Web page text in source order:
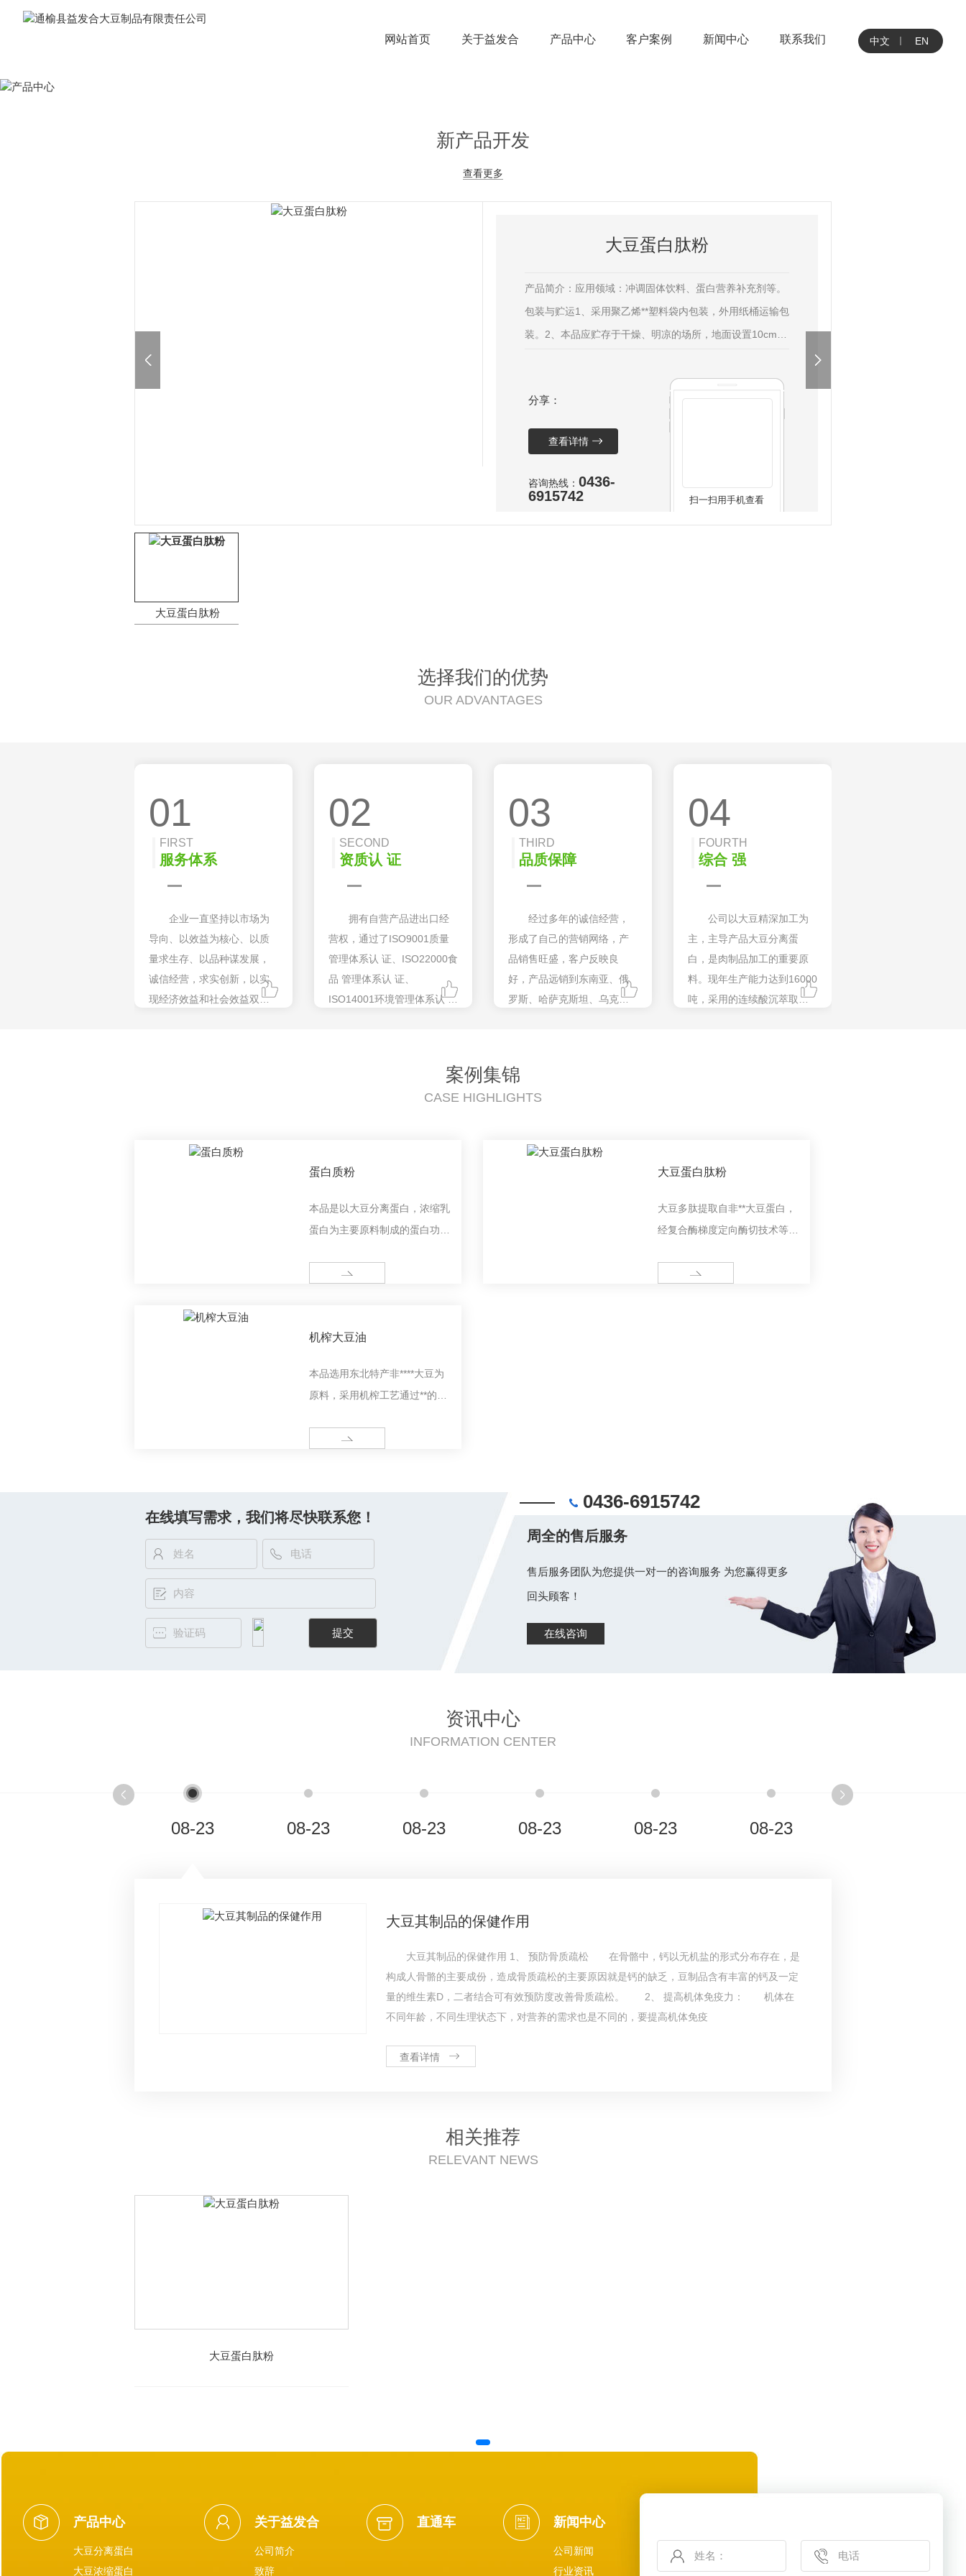
网站首页 关于益发合 产品中心 客户案例 新闻中心 联系我们 中文 EN
新产品开发
查看更多
大豆蛋白肽粉
产品简介：应用领域：冲调固体饮料、蛋白营养补充剂等。
包装与贮运1、采用聚乙烯**塑料袋内包装，外用纸桶运输包
装。2、本品应贮存于干燥、明凉的场所，地面设置10cm高
注意防雨、防潮、防虫、防鼠。3、在符合上述包装、贮存
条件下，自生产之日起贮存期为12个月。4、注意事项:本品
为蛋白
分享：
查看详情
咨询热线： 0436-
6915742
扫一扫用手机查看
大豆蛋白肽粉
选择我们的优势
OUR ADVANTAGES
01
FIRST
服务体系
企业一直坚持以市场为
导向、以效益为核心、以质
量求生存、以品种谋发展，
诚信经营，求实创新，以实
现经济效益和社会效益双赢
02
SECOND
资质认 证
拥有自营产品进出口经
营权，通过了ISO9001质量
管理体系认 证、ISO22000食
品 管理体系认 证、
ISO14001环境管理体系认 证
03
THIRD
品质保障
经过多年的诚信经营，
形成了自己的营销网络，产
品销售旺盛，客户反映良
好，产品远销到东南亚、俄
罗斯、哈萨克斯坦、乌克
04
FOURTH
综合 强
公司以大豆精深加工为
主，主导产品大豆分离蛋
白，是肉制品加工的重要原
料。现年生产能力达到16000
吨，采用的连续酸沉萃取生
案例集锦
CASE HIGHLIGHTS
蛋白质粉
本品是以大豆分离蛋白，浓缩乳
蛋白为主要原料制成的蛋白功能
酸，提高蛋白吸收率，促进人体
MORE
大豆蛋白肽粉
大豆多肽提取自非**大豆蛋白，
经复合酶梯度定向酶切技术等现
纯化、瞬时**、喷雾干燥等工艺
MORE
机榨大豆油
本品选用东北特产非****大豆为
原料，采用机榨工艺通过**的物
好，是家庭烹调美食之佳品。
MORE
在线填写需求，我们将尽快联系您！
0436-6915742
周全的售后服务
售后服务团队为您提供一对一的咨询服务 为您赢得更多
回头顾客！
在线咨询
资讯中心
INFORMATION CENTER
08-23 08-23 08-23 08-23 08-23 08-23
大豆其制品的保健作用
大豆其制品的保健作用 1、 预防骨质疏松 在骨骼中，钙以无机盐的形式分布存在，是
构成人骨骼的主要成份，造成骨质疏松的主要原因就是钙的缺乏，豆制品含有丰富的钙及一定
量的维生素D，二者结合可有效预防度改善骨质疏松。 2、 提高机体免疫力： 机体在
不同年龄，不同生理状态下，对营养的需求也是不同的，要提高机体免疫
查看详情
相关推荐
RELEVANT NEWS
大豆蛋白肽粉
产品中心
大豆分离蛋白
大豆浓缩蛋白
关于益发合
公司简介
致辞
直通车 新闻中心
公司新闻
行业资讯